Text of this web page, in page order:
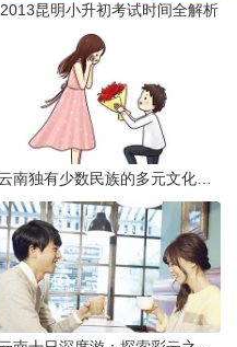
2013昆明小升初考试时间全解析